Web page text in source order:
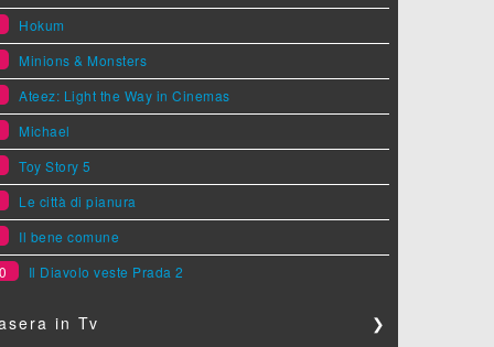
Hokum
Minions & Monsters
Ateez: Light the Way in Cinemas
Michael
Toy Story 5
Le città di pianura
Il bene comune
Il Diavolo veste Prada 2
in Tv ❯